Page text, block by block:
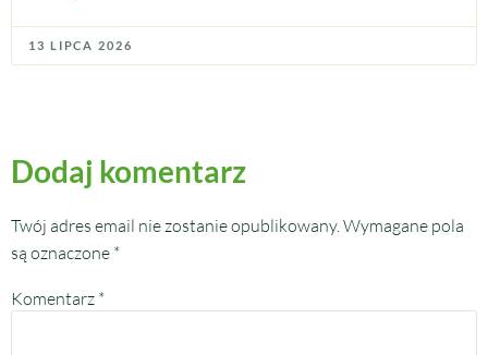
13 LIPCA 2026
Dodaj komentarz
Twój adres email nie zostanie opublikowany.Wymagane pola
są oznaczone *
Komentarz *